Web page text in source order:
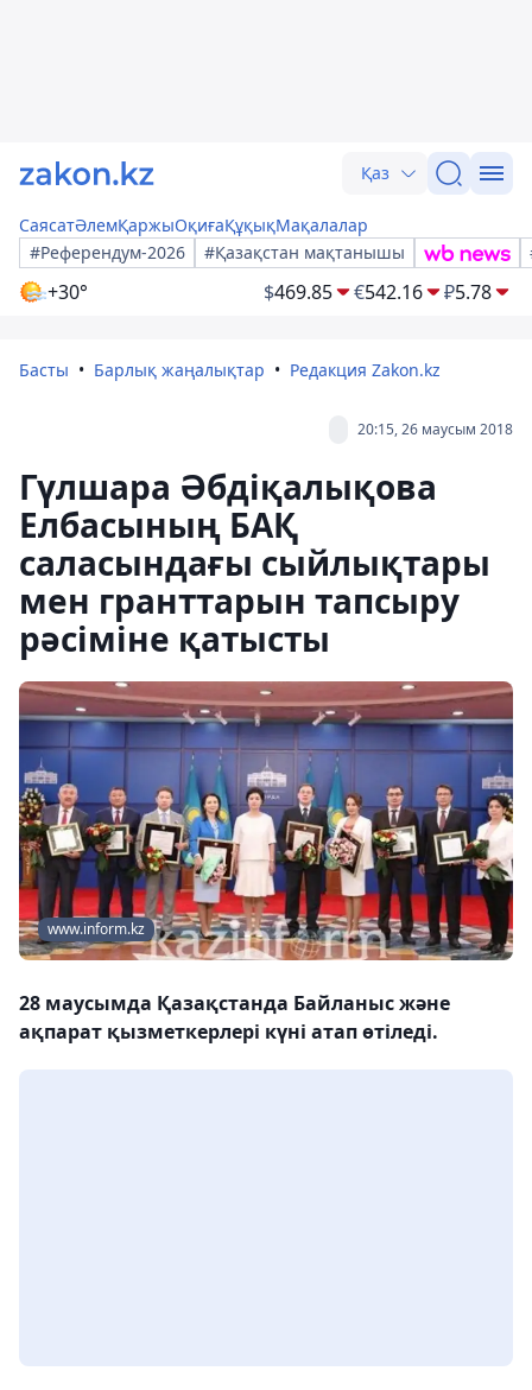
Қаз
СаясатӘлемҚаржыОқиғаҚұқықМақалалар
#Референдум-2026
#Қазақстан мақтанышы
+30° $469.85 €542.16 ₽5.78
Басты Барлық жаңалықтар Редакция Zakon.kz
20:15, 26 маусым 2018
Гүлшара Әбдіқалықова
Елбасының БАҚ
саласындағы сыйлықтары
мен гранттарын тапсыру
рәсіміне қатысты
www.inform.kz
28 маусымда Қазақстанда Байланыс және
ақпарат қызметкерлері күні атап өтіледі.